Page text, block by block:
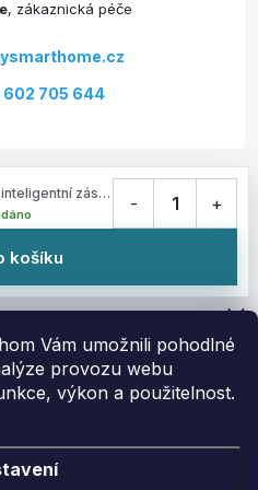
Vám umožnili pohodlné
provozu webu
výkon a použitelnost.
602 705 644
cookies
Shelly Plug M Gen3 Bílá - inteligentní zásuvka s měřením spotřeby (WiFi, Bluetooth, Matter) - 1 +
košíku